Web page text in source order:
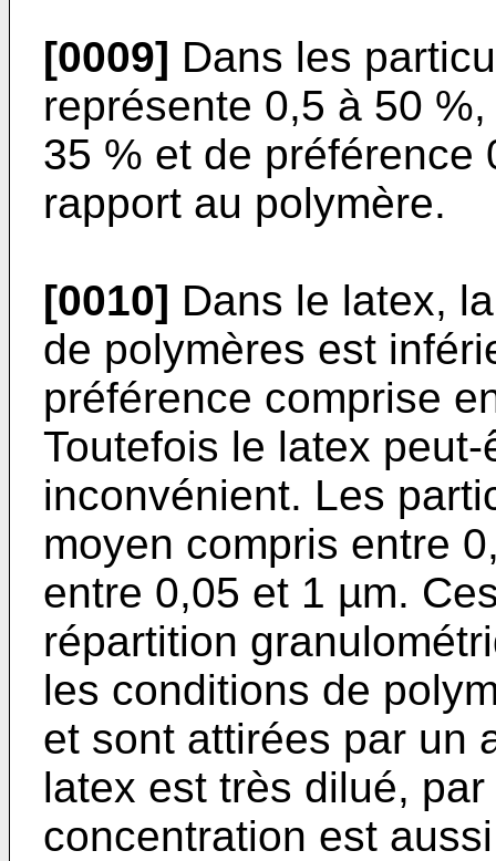
[0009] Dans les
représente 0,5 à 50
35 % et de préférence
rapport au polymère.
[0010] Dans le latex,
de polymères est
préférence comprise
Toutefois le latex
inconvénient. Les
moyen compris entre
entre 0,05 et 1 µm.
répartition
les conditions de
et sont attirées par un
latex est très dilué,
concentration est